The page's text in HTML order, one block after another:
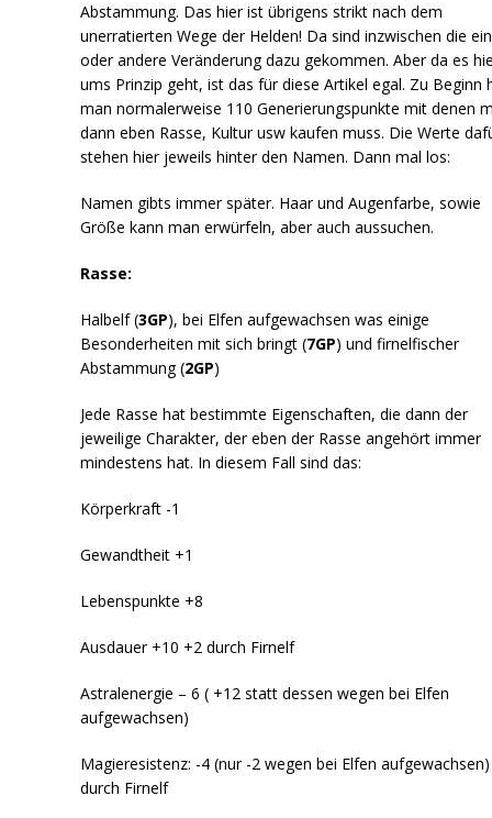
Abstammung. Das hier ist übrigens strikt nach dem
unerratierten Wege der Helden! Da sind inzwischen die
oder andere Veränderung dazu gekommen. Aber da es
ums Prinzip geht, ist das für diese Artikel egal. Zu Beginn
man normalerweise 110 Generierungspunkte mit denen
dann eben Rasse, Kultur usw kaufen muss. Die Werte
stehen hier jeweils hinter den Namen. Dann mal los:
Namen gibts immer später. Haar und Augenfarbe, sowie
Größe kann man erwürfeln, aber auch aussuchen.
Rasse:
Halbelf (3GP), bei Elfen aufgewachsen was einige
Besonderheiten mit sich bringt (7GP) und firnelfischer
Abstammung (2GP)
Jede Rasse hat bestimmte Eigenschaften, die dann der
jeweilige Charakter, der eben der Rasse angehört immer
mindestens hat. In diesem Fall sind das:
Körperkraft -1
Gewandtheit +1
Lebenspunkte +8
Ausdauer +10 +2 durch Firnelf
Astralenergie – 6 ( +12 statt dessen wegen bei Elfen
aufgewachsen)
Magieresistenz: -4 (nur -2 wegen bei Elfen
durch Firnelf